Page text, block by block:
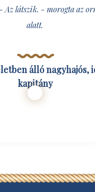
Az látszik. - morogta az
alatt.
álló nagyhajós,
kapitány